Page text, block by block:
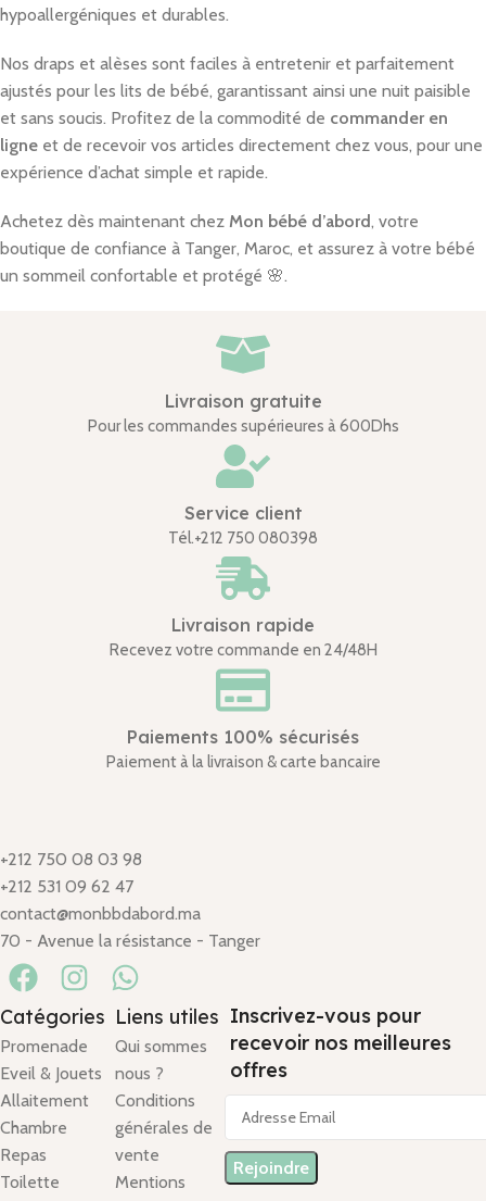
hypoallergéniques et durables.
Nos draps et alèses sont faciles à entretenir et parfaitement
ajustés pour les lits de bébé, garantissant ainsi une nuit paisible
et sans soucis. Profitez de la commodité de commander en
ligne et de recevoir vos articles directement chez vous, pour une
expérience d’achat simple et rapide.
Achetez dès maintenant chez Mon bébé d’abord, votre
boutique de confiance à Tanger, Maroc, et assurez à votre bébé
un sommeil confortable et protégé 🌸.
Livraison gratuite
Pour les commandes supérieures à 600Dhs
Service client
Tél.+212 750 080398
Livraison rapide
Recevez votre commande en 24/48H
Paiements 100% sécurisés
Paiement à la livraison & carte bancaire
+212 750 08 03 98
+212 531 09 62 47
contact@monbbdabord.ma
70 - Avenue la résistance - Tanger
Catégories
Promenade
Eveil & Jouets
Allaitement
Chambre
Repas
Toilette
Liens utiles
Qui sommes
nous ?
Conditions
générales de
vente
Mentions
Inscrivez-vous pour
recevoir nos meilleures
offres